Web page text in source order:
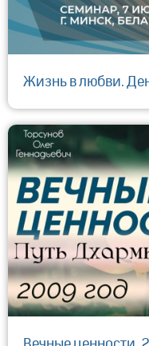
Жизнь в любви.